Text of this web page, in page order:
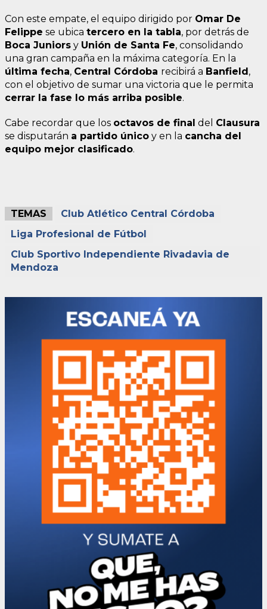
Con este empate, el equipo dirigido por Omar De
Felippe se ubica tercero en la tabla, por detrás de
Boca Juniors y Unión de Santa Fe, consolidando
una gran campaña en la máxima categoría. En la
última fecha, Central Córdoba recibirá a Banfield,
con el objetivo de sumar una victoria que le permita
cerrar la fase lo más arriba posible.
Cabe recordar que los octavos de final del Clausura
se disputarán a partido único y en la cancha del
equipo mejor clasificado.
TEMAS
Club Atlético Central Córdoba
Liga Profesional de Fútbol
Club Sportivo Independiente Rivadavia de
Mendoza